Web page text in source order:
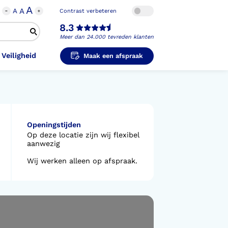
A AA Contrast verbeteren
8.3
Meer dan 24.000 tevreden klanten
voor Sport
Hand Duim
Orthopedische Schoenen
Pantoffels
en Veiligheid
Prothese
Veiligheid
in
Maak een afspraak
Openingstijden
Op deze locatie zijn wij flexibel
aanwezig
Wij werken alleen op afspraak.